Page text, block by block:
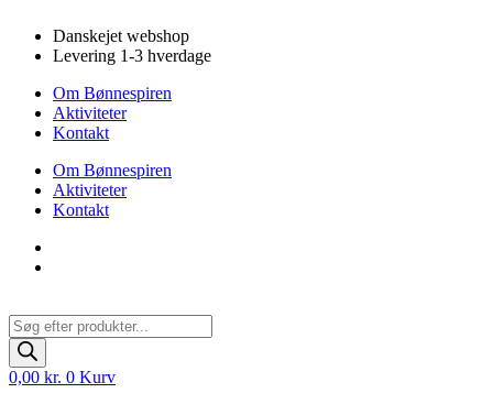
indhold
Danskejet webshop
Levering 1-3 hverdage
Om Bønnespiren
Aktiviteter
Kontakt
Om Bønnespiren
Aktiviteter
Kontakt
Products
search
0,00 kr. 0 Kurv